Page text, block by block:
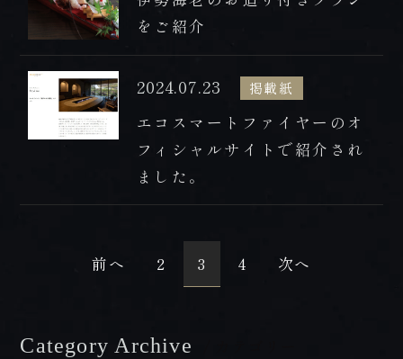
をご紹介
2024.07.23 掲載紙
エコスマートファイヤーのオ
フィシャルサイトで紹介され
ました。
前へ 2 3 4 次へ
Category Archive